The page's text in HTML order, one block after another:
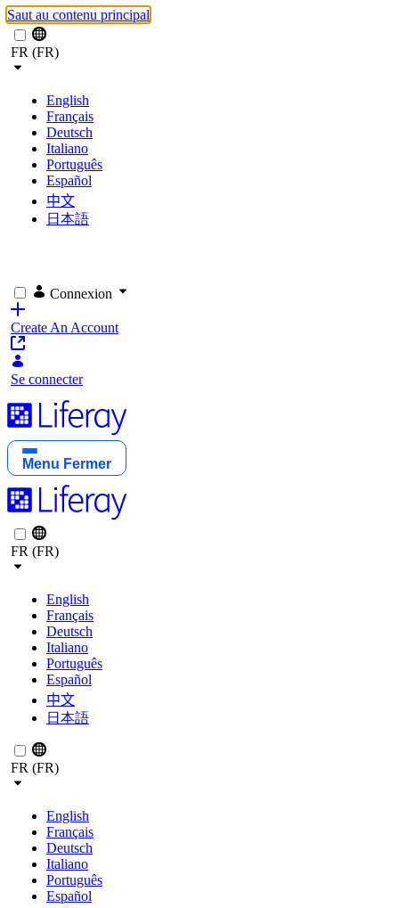
Saut au contenu principal
FR (FR)
English
Français
Deutsch
Italiano
Português
Español
中文
日本語
Connexion
Create An Account
Se connecter
Menu Fermer
FR (FR)
English
Français
Deutsch
Italiano
Português
Español
中文
日本語
FR (FR)
English
Français
Deutsch
Italiano
Português
Español